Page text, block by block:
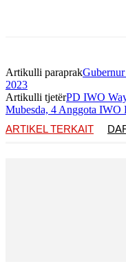
Artikulli paraprak
2023
Artikulli tjetërPD IWO
Mubesda, 4 Anggota IWO
ARTIKEL TERKAIT